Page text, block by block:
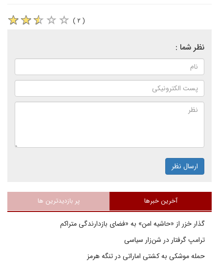
( ۲ )
نظر شما :
ارسال نظر
آخرین خبرها پر بازدیدترین ها
گذار خزر از «حاشیه امن» به «فضای بازدارندگی متراکم
ترامپ گرفتار در شن‌زار سیاسی
حمله موشکی به کشتی اماراتی در تنگه هرمز